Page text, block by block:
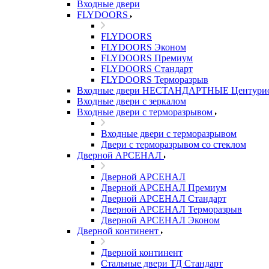
Входные двери
FLYDOORS
FLYDOORS
FLYDOORS Эконом
FLYDOORS Премиум
FLYDOORS Стандарт
FLYDOORS Терморазрыв
Входные двери НЕСТАНДАРТНЫЕ
Входные двери с зеркалом
Входные двери с терморазрывом
Входные двери с терморазрывом
Двери с терморазрывом со стеклом
Дверной АРСЕНАЛ
Дверной АРСЕНАЛ
Дверной АРСЕНАЛ Премиум
Дверной АРСЕНАЛ Стандарт
Дверной АРСЕНАЛ Терморазрыв
Дверной АРСЕНАЛ Эконом
Дверной континент
Дверной континент
Стальные двери ТД Стандарт